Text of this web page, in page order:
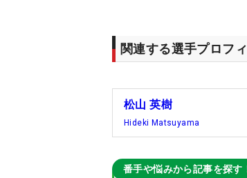
関連する選手プロフ
松山 英樹
Hideki Matsuyama
番手や悩みから記事を探す